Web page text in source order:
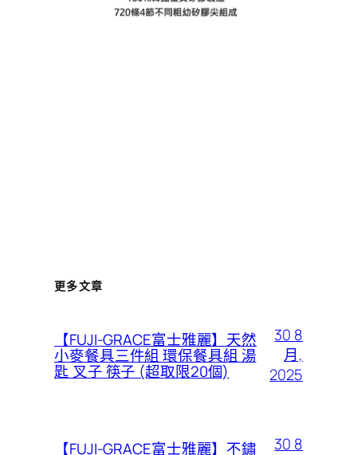
更多文章
【FUJI-GRACE富士雅麗】天然
小麥餐具三件組 環保餐具組 湯
匙 叉子 筷子 (超取限20個)
30 8
月,
2025
【FUJI-GRACE富士雅麗】不鏽
30 8